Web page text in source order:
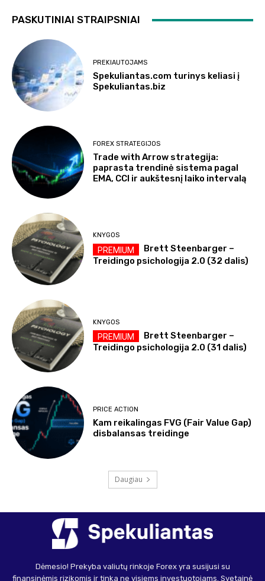
PASKUTINIAI STRAIPSNIAI
PREKIAUTOJAMS
Spekuliantas.com turinys keliasi į
Spekuliantas.biz
FOREX STRATEGIJOS
Trade with Arrow strategija:
paprasta trendinė sistema pagal
EMA, CCI ir aukštesnį laiko intervalą
KNYGOS
Brett Steenbarger –
Treidingo psichologija 2.0 (32 dalis)
KNYGOS
Brett Steenbarger –
Treidingo psichologija 2.0 (31 dalis)
PRICE ACTION
Kam reikalingas FVG (Fair Value Gap)
disbalansas treidinge
Daugiau
Dėmesio! Prekyba valiutų rinkoje Forex yra susijusi su
finansinėmis rizikomis ir tinka ne visiems investuotojams. Svetainė